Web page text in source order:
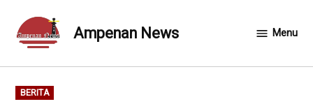
content
Ampenan News Menu
POSTED
IN
BERITA